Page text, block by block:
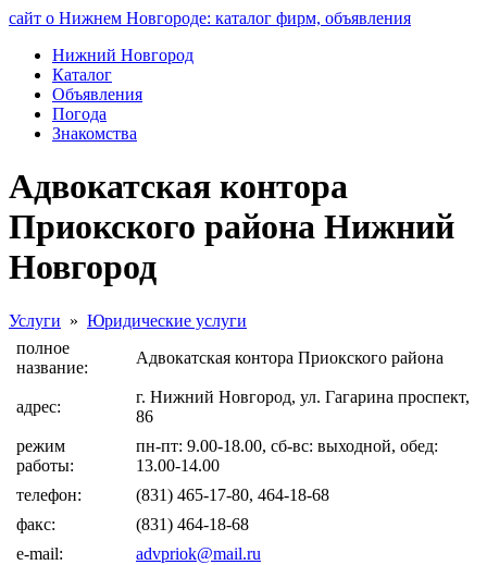
сайт о Нижнем Новгороде: каталог фирм, объявления
Нижний Новгород
Каталог
Объявления
Погода
Знакомства
Адвокатская контора
Приокского района Нижний
Новгород
Услуги » Юридические услуги
полное
название:
Адвокатская контора Приокского района
адрес:
г. Нижний Новгород, ул. Гагарина проспект,
86
режим
работы:
пн-пт: 9.00-18.00, сб-вс: выходной, обед:
13.00-14.00
телефон:
(831) 465-17-80, 464-18-68
факс:
(831) 464-18-68
e-mail:
advpriok@mail.ru